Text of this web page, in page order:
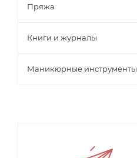
Пряжа
Книги и журналы
Маникюрные инструменты